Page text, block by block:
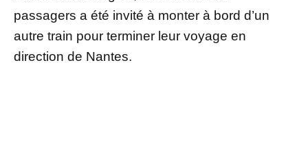
passagers a été invité à monter à bord d’un
autre train pour terminer leur voyage en
direction de Nantes.